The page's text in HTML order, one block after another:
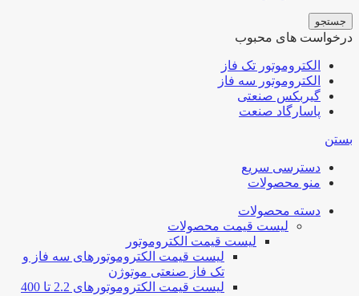
جستجو
درخواست های محبوب
الکتروموتور تک فاز
الکتروموتور سه فاز
گیربکس صنعتی
پاسارگاد صنعت
بستن
دسترسی سریع
منو محصولات
دسته محصولات
لیست قیمت محصولات
لیست قیمت الکتروموتور
لیست قیمت الکتروموتورهای سه فاز و
تک فاز صنعتی موتوژن
لیست قیمت الکتروموتورهای 2.2 تا 400